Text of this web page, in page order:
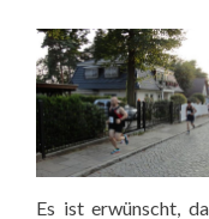
Es ist erwünscht,